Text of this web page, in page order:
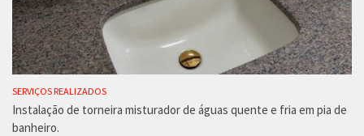
SERVIÇOS REALIZADOS
Instalação de torneira misturador de águas quente e fria em pia de
banheiro.